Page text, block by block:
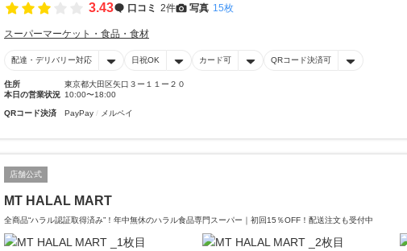
3.43 口コミ 2件 写真 15枚
スーパーマーケット・食品・食材
配達・デリバリー対応 日祝OK カード可 QRコード決済可
住所
東京都大田区矢口３ー１１ー２０
本日の営業状況 10:00〜18:00
QRコード決済 PayPay メルペイ
店舗公式
MT HALAL MART
全商品“ハラル認証取得済み”！年中無休のハラル食品専門スーパー｜初回15％OFF！配送注文も受付中